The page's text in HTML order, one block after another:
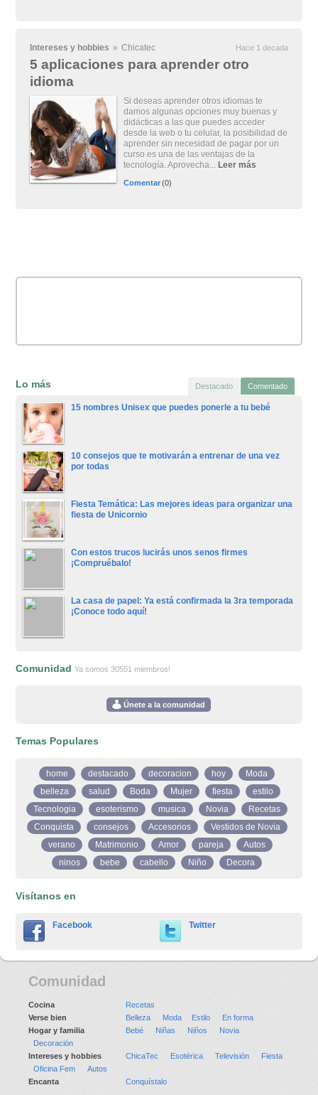
Intereses y hobbies » Chicatec Hace 1 decada
5 aplicaciones para aprender otro
idioma
Si deseas aprender otros idiomas te
damos algunas opciones muy buenas y
didácticas a las que puedes acceder
desde la web o tu celular, la posibilidad de
aprender sin necesidad de pagar por un
curso es una de las ventajas de la
tecnología. Aprovecha... Leer más
Comentar(0)
Lo más Destacado Comentado
15 nombres Unisex que puedes ponerle a tu bebé
10 consejos que te motivarán a entrenar de una vez
por todas
Fiesta Temática: Las mejores ideas para organizar una
fiesta de Unicornio
Con estos trucos lucirás unos senos firmes
¡Compruébalo!
La casa de papel: Ya está confirmada la 3ra temporada
¡Conoce todo aquí!
ComunidadYa somos 30551 miembros!
Únete a la comunidad
Temas Populares
home destacado decoracion hoy
Moda
belleza
salud Boda Mujer fiesta
estilo
Tecnologia
esoterismo musica Novia
Recetas
Conquista
consejos Accesorios
Vestidos de Novia
verano
Matrimonio Amor pareja
Autos
ninos
bebe cabello Niño Decora
Visítanos en
Facebook Twitter
Comunidad
Cocina
Recetas
Verse bien
Belleza Moda Estilo
En forma
Hogar y familia
Bebé Niñas Niños
Novia
Decoración
Intereses y hobbies
ChicaTec Esotérica Televisión
Fiesta
Oficina Fem
Autos
Encanta
Conquístalo